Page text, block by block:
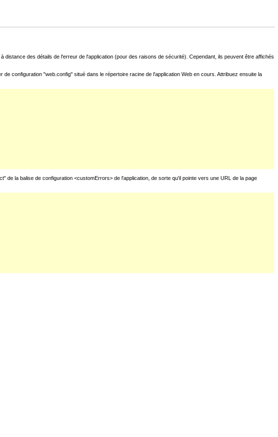
des détails de l'erreur de l'application (pour des raisons de sécurité). Cependant, ils peuvent être affichés
configuration "web.config" situé dans le répertoire racine de l'application Web en cours. Attribuez ensuite la
la balise de configuration <customErrors> de l'application, de sorte qu'il pointe vers une URL de la page